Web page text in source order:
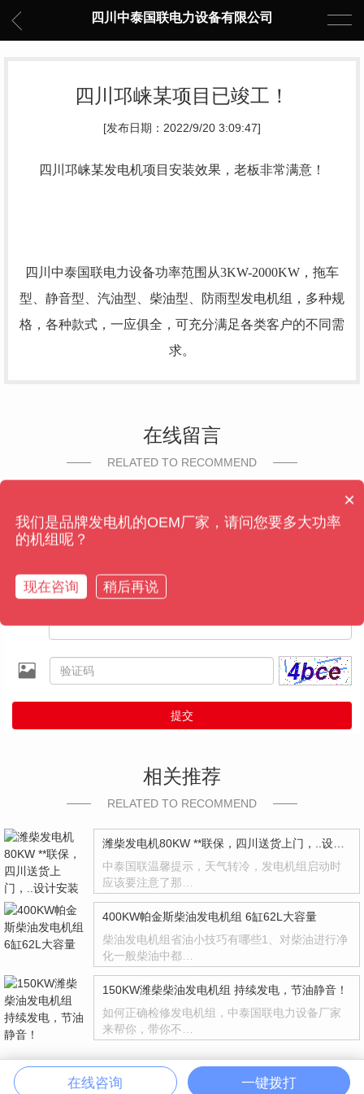
四川中泰国联电力设备有限公司
四川邛崃某项目已竣工！
[发布日期：2022/9/20 3:09:47]
四川邛崃某发电机项目安装效果，老板非常满意！
四川中泰国联电力设备功率范围从3KW-2000KW，拖车
型、静音型、汽油型、柴油型、防雨型发电机组，多种规
格，各种款式，一应俱全，可充分满足各类客户的不同需
求。
在线留言
RELATED TO RECOMMEND
提交
相关推荐
RELATED TO RECOMMEND
中泰国联温馨提示，天气转冷，发电机组启动时
应该要注意了那…
400KW帕金斯柴油发电机组 6缸62L大容量
柴油发电机组省油小技巧有哪些1、对柴油进行净
化一般柴油中都…
150KW潍柴柴油发电机组 持续发电，节油静音！
如何正确检修发电机组，中泰国联电力设备厂家
来帮你，带你不…
售后维保管多久？
×
我们是品牌发电机的OEM厂家，请问您要多大功率
的机组呢？
现在咨询 稍后再说
在线咨询 一键拨打